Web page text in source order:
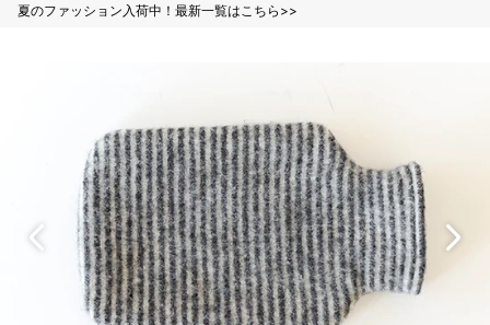
夏のファッション入荷中！最新一覧はこちら>>